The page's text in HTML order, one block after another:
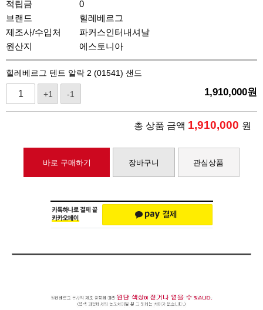
적립금
0
브랜드
힐레베르그
제조사/수입처
파커스인터내셔날
원산지
에스토니아
힐레베르그 텐트 알락 2 (01541) 샌드
+1 -1 1,910,000원
총 상품 금액 1,910,000 원
바로 구매하기 장바구니 관심상품